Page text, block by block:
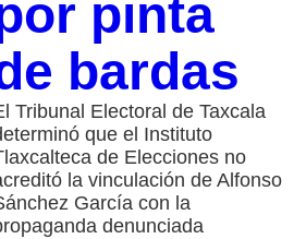
pinta
bardas
Tribunal Electoral de Taxcala
que el Instituto
de Elecciones no
la vinculación de Alfonso
García con la
denunciada